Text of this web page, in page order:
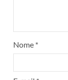
Nome *